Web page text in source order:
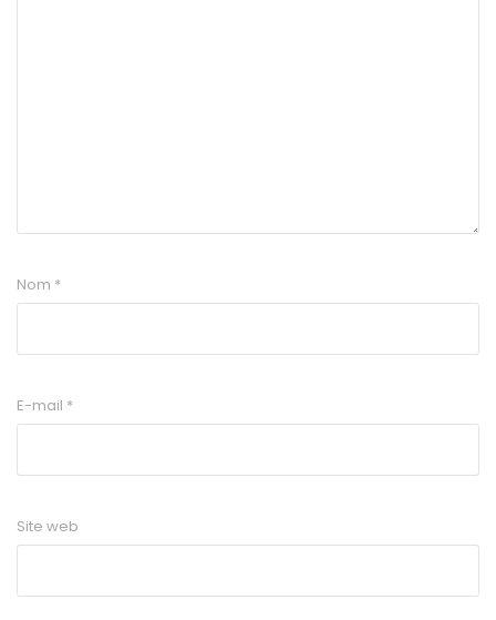
Nom *
E-mail *
Site web